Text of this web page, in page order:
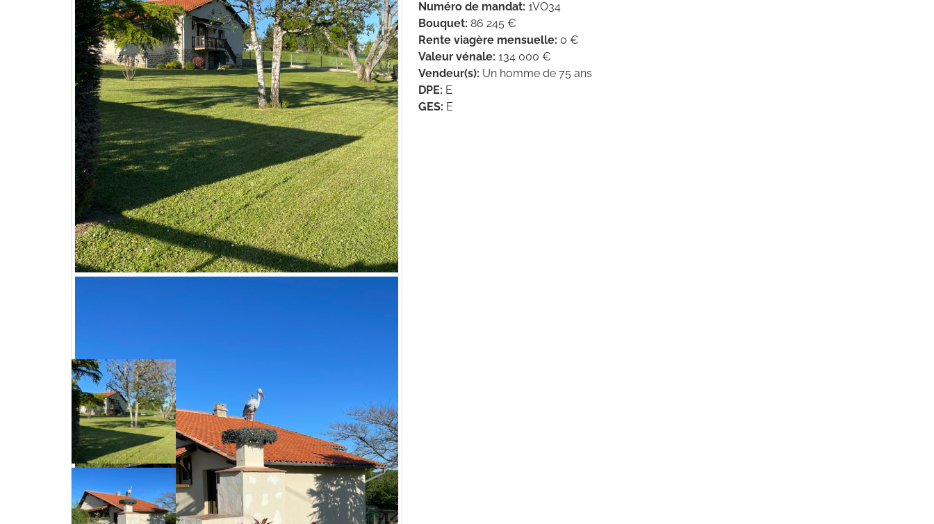
Numéro de mandat: 1VO34
Bouquet: 86 245 €
Rente viagère mensuelle: 0 €
Valeur vénale: 134 000 €
Vendeur(s): Un homme de 75 ans
DPE: E
GES: E